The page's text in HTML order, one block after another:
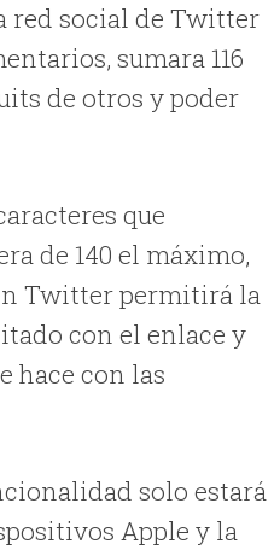
red social de Twitter
sumara 116
de otros y poder
que
de 140 el máximo,
Twitter permitirá la
con el enlace y
hace con las
solo estará
Apple y la